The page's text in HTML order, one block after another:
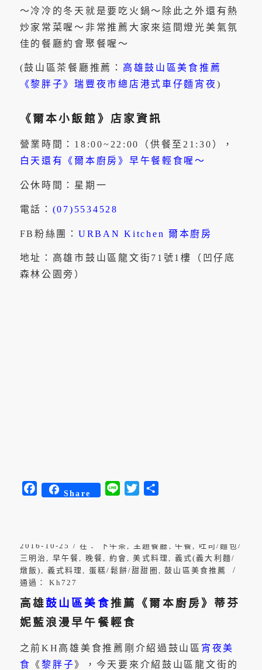
～冷冷的冬天就是要吃火鍋～除此之外還有熱
炒家常菜喔～非常推薦大家來這間燈光美氣氛
佳的餐廳約會聚餐喔～
(鼓山區茶餐廳推薦： 高雄鼓山區美食推薦
《黎胖子》瑞豐夜市總店港式車仔麵宵夜 )
《爾本小飯館》店家資訊
營業時間：18:00~22:00（供餐至21:30），
白天還有《爾本廚房》早午餐輕食喔～
公休時間：星期一
電話： (07)5534528
FB粉絲團： URBAN Kitchen 爾本廚房
地址：高雄市鼓山區龍文街71號1樓（凹仔底
森林公園旁）
Facebook
Share
Line Twitter
2016-10-25 / 在： 下午茶 主題餐廳 ,午餐
吐司/麵包/
三明治
早午餐 晚餐 約會 ,美式料理
義式(義大利麵/
燉飯)
義式料理 蛋糕/鬆餅/甜甜圈 ,鼓山區美食推薦 /
通過：Kh727
高雄鼓山區美食推薦《爾本廚房》蒂芬
妮藍浪漫早午餐輕食
之前KH高雄美食推薦剛介紹過鼓山區 宵夜美
食 《黎胖子》，今天要來介紹鼓山區龍文街的